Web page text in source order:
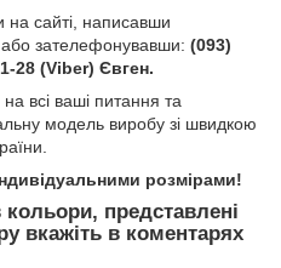
на сайті, написавши
зателефонувавши: (093)
28 (Viber) Євген.
всі ваші питання та
модель виробу зі швидкою
розмірами!
представлені
вкажіть в коментарях